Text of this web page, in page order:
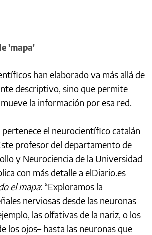
'mapa'
han elaborado va más allá de
descriptivo, sino que permite
la información por esa red.
el neurocientífico catalán
profesor del departamento de
y Neurociencia de la Universidad
con más detalle a elDiario.es
el mapa: “Exploramos la
nerviosas desde las neuronas
las olfativas de la nariz, o los
los ojos– hasta las neuronas que